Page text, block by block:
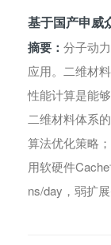
基于国产申威
摘要： 分子动
应用。二维材
性能计算是能
二维材料体系
算法优化策略
用软硬件
ns/day，弱扩